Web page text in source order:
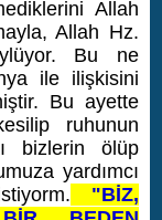
Allah
Allah Hz.
Bu ne
ile ilişkisini
Bu ayette
ruhunun
bizlerin ölüp
yardımcı
"BİZ,